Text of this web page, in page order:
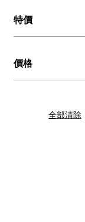
特價
價格
全部清除